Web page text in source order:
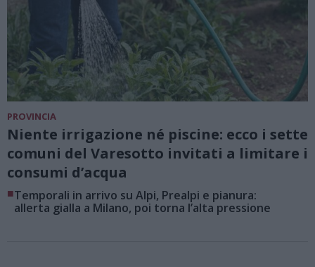
PROVINCIA
Niente irrigazione né piscine: ecco i sette
comuni del Varesotto invitati a limitare i
consumi d’acqua
■Temporali in arrivo su Alpi, Prealpi e pianura:
allerta gialla a Milano, poi torna l’alta pressione